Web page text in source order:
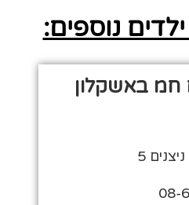
נוספים:
חמ באשקלון
5